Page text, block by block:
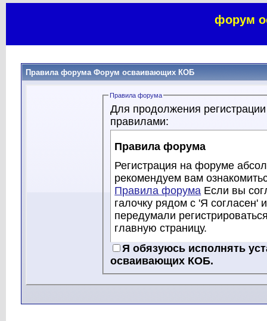
форум
Правила форума Форум осваивающих КОБ
Правила форума
Для продолжения
правилами:
Правила форума
Регистрация на форуме
рекомендуем вам
Правила форума Если вы
галочку рядом с 'Я согласен'
передумали
главную страницу.
Хотя модераторы и
осваивающих КОБ,
некорректные сообщения из
сообщения просмотреть
Я обязуюсь исполнять
осваивающих КОБ.